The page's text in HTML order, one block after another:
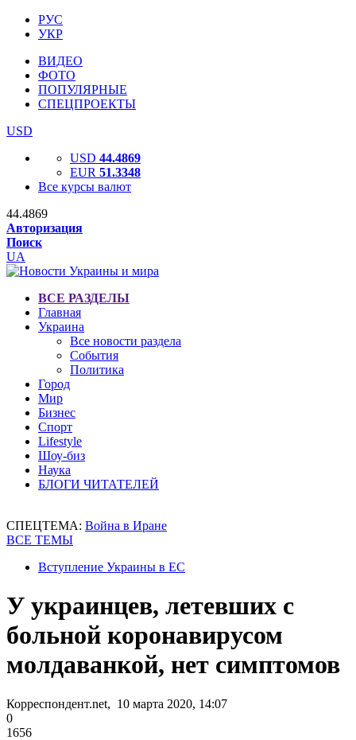
РУС
УКР
ВИДЕО
ФОТО
ПОПУЛЯРНЫЕ
СПЕЦПРОЕКТЫ
USD
USD 44.4869
EUR 51.3348
Все курсы валют
44.4869
Авторизация
Поиск
UA
ВСЕ РАЗДЕЛЫ
Главная
Украина
Все новости раздела
События
Политика
Город
Мир
Бизнес
Спорт
Lifestyle
Шоу-биз
Наука
БЛОГИ ЧИТАТЕЛЕЙ
СПЕЦТЕМА: Война в Иране
ВСЕ ТЕМЫ
Вступление Украины в ЕС
У украинцев, летевших с
больной коронавирусом
молдаванкой, нет симптомов
Корреспондент.net, 10 марта 2020, 14:07
0
1656